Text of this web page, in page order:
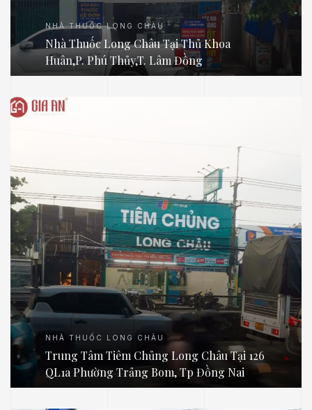
NHÀ THUỐC LONG CHÂU
Nhà Thuốc Long Châu Tại Thủ Khoa
Huân,P. Phú Thủy,T. Lâm Đồng
NHÀ THUỐC LONG CHÂU
Trung Tâm Tiêm Chủng Long Châu Tại 126
QL1a Phường Trảng Bom, Tp Đồng Nai